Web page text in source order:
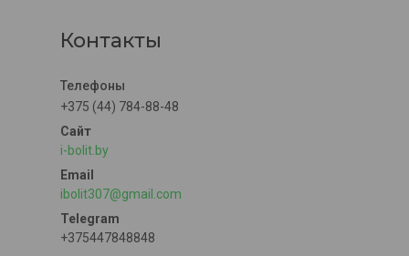
Контакты
+375 (44) 784-88-48
i-bolit.by
ibolit307@gmail.com
+375447848848